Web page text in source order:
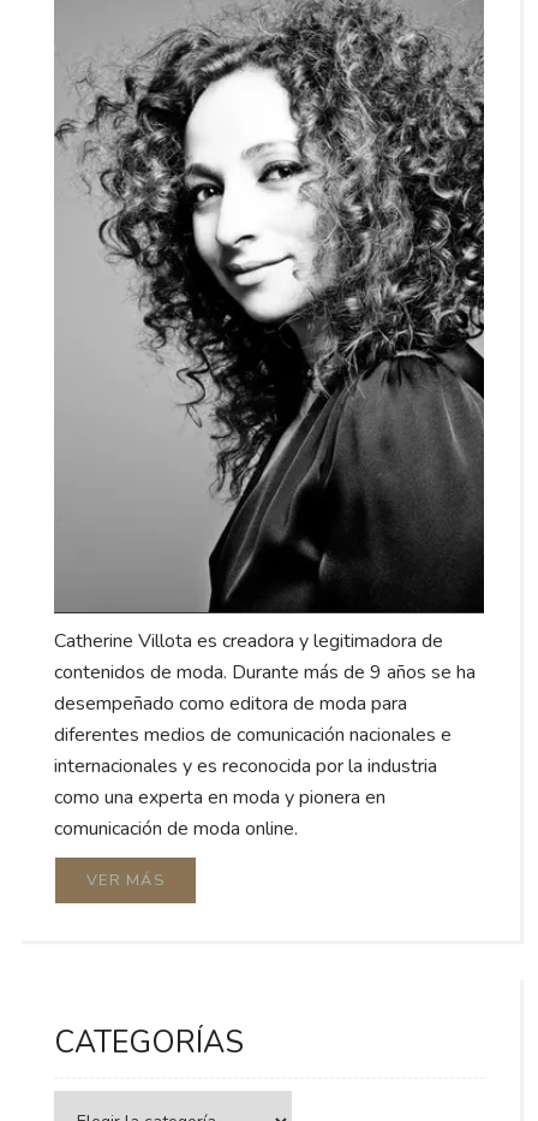
Catherine Villota es creadora y legitimadora de
contenidos de moda. Durante más de 9 años se ha
desempeñado como editora de moda para
diferentes medios de comunicación nacionales e
internacionales y es reconocida por la industria
como una experta en moda y pionera en
comunicación de moda online.
VER MÁS
CATEGORÍAS